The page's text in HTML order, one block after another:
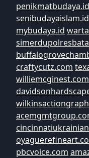
penikmatbudaya.id
senibudayaislam.id
mybudaya.id
craftycutz.com
williemcginest.com
pbcvoice.com